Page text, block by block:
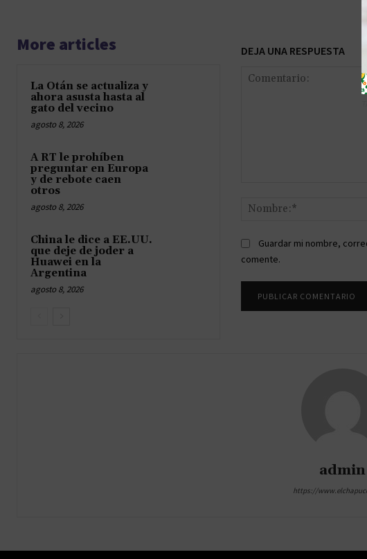
More articles
La Otán se actualiza y
ahora asusta hasta al
gato del vecino
agosto 8, 2026
A RT le prohíben
preguntar en Europa
y de rebote caen
otros
agosto 8, 2026
China le dice a EE.UU.
que deje de joder a
Huawei en la
Argentina
agosto 8, 2026
DEJA UNA RESPUESTA
Guardar mi nombre,
comente.
admin
https://